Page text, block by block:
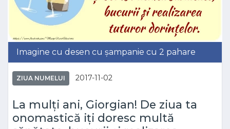
Imagine cu desen cu șampanie cu 2 pahare
ZIUA NUMELUI 2017-11-02
La mulți ani, Giorgian! De ziua ta
onomastică iți doresc multă